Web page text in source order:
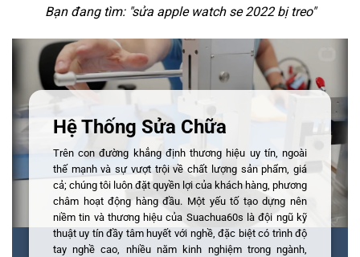
Bạn đang tìm: "sửa apple watch se 2022 bị treo"
Hệ Thống Sửa Chữa
Trên con đường khẳng định thương hiệu uy tín, ngoài
thế mạnh và sự vượt trội về chất lượng sản phẩm, giá
cả; chúng tôi luôn đặt quyền lợi của khách hàng, phương
châm hoạt động hàng đầu. Một yếu tố tạo dựng nên
niềm tin và thương hiệu của Suachua60s là đội ngũ kỹ
thuật uy tín đầy tâm huyết với nghề, đặc biệt có trình độ
tay nghề cao, nhiều năm kinh nghiệm trong ngành,